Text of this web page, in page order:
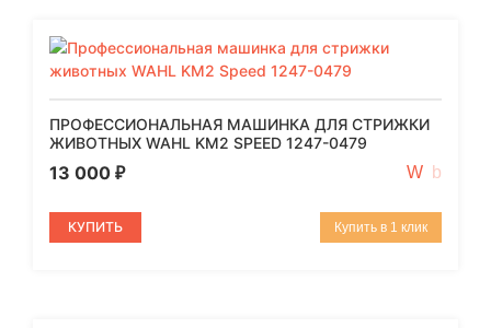
ПРОФЕССИОНАЛЬНАЯ МАШИНКА ДЛЯ СТРИЖКИ
ЖИВОТНЫХ WAHL KM2 SPEED 1247-0479
13 000 ₽
КУПИТЬ Купить в 1 клик